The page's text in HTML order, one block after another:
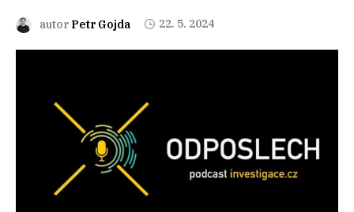
autor Petr Gojda 22. 5. 2024